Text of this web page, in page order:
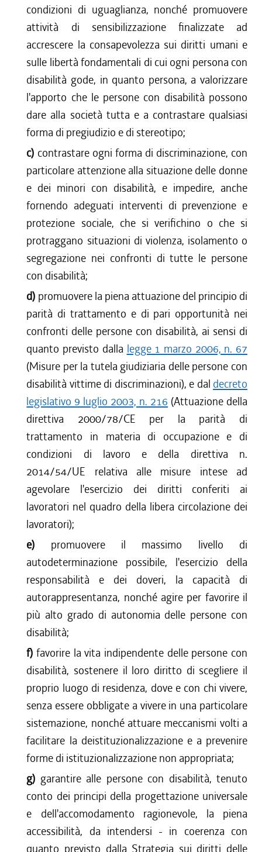
condizioni di uguaglianza, nonché promuovere
attività di sensibilizzazione finalizzate ad
accrescere la consapevolezza sui diritti umani e
sulle libertà fondamentali di cui ogni persona con
disabilità gode, in quanto persona, a valorizzare
l'apporto che le persone con disabilità possono
dare alla società tutta e a contrastare qualsiasi
forma di pregiudizio e di stereotipo;
c) contrastare ogni forma di discriminazione, con
particolare attenzione alla situazione delle donne
e dei minori con disabilità, e impedire, anche
fornendo adeguati interventi di prevenzione e
protezione sociale, che si verifichino o che si
protraggano situazioni di violenza, isolamento o
segregazione nei confronti di tutte le persone
con disabilità;
d) promuovere la piena attuazione del principio di
parità di trattamento e di pari opportunità nei
confronti delle persone con disabilità, ai sensi di
quanto previsto dalla legge 1 marzo 2006, n. 67
(Misure per la tutela giudiziaria delle persone con
disabilità vittime di discriminazioni), e dal decreto
legislativo 9 luglio 2003, n. 216 (Attuazione della
direttiva 2000/78/CE per la parità di
trattamento in materia di occupazione e di
condizioni di lavoro e della direttiva n.
2014/54/UE relativa alle misure intese ad
agevolare l'esercizio dei diritti conferiti ai
lavoratori nel quadro della libera circolazione dei
lavoratori);
e) promuovere il massimo livello di
autodeterminazione possibile, l'esercizio della
responsabilità e dei doveri, la capacità di
autorappresentanza, nonché agire per favorire il
più alto grado di autonomia delle persone con
disabilità;
f)favorire la vita indipendente delle persone con
disabilità, sostenere il loro diritto di scegliere il
proprio luogo di residenza, dove e con chi vivere,
senza essere obbligate a vivere in una particolare
sistemazione, nonché attuare meccanismi volti a
facilitare la deistituzionalizzazione e a prevenire
forme di istituzionalizzazione non appropriata;
g) garantire alle persone con disabilità, tenuto
conto dei principi della progettazione universale
e dell'accomodamento ragionevole, la piena
accessibilità, da intendersi - in coerenza con
quanto previsto dalla Strategia sui diritti delle